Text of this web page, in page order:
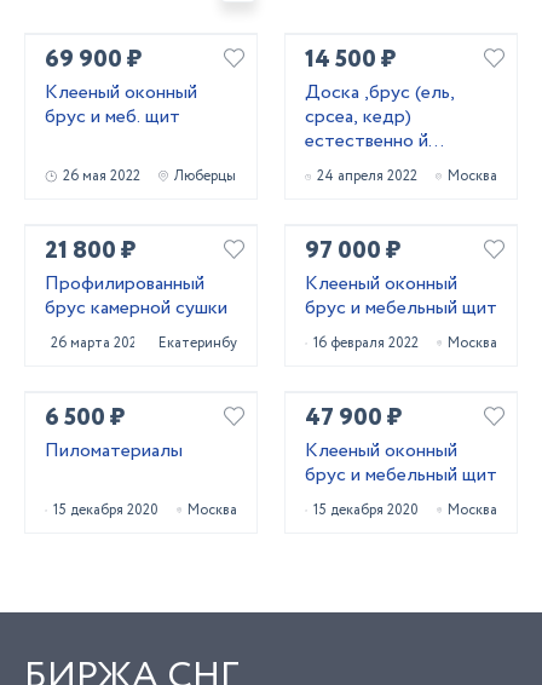
69 900 ₽
Клееный оконный
брус и меб. щит
26 мая 2022 Люберцы
14 500 ₽
Доска ,брус (ель,
срсеа, кедр)
естественно й
влажности
24 апреля 2022 Москва
21 800 ₽
Профилированный
брус камерной сушки
26 марта 2022 Екатеринбург
97 000 ₽
Клееный оконный
брус и мебельный щит
16 февраля 2022 Москва
6 500 ₽
Пиломатериалы
15 декабря 2020 Москва
47 900 ₽
Клееный оконный
брус и мебельный щит
15 декабря 2020 Москва